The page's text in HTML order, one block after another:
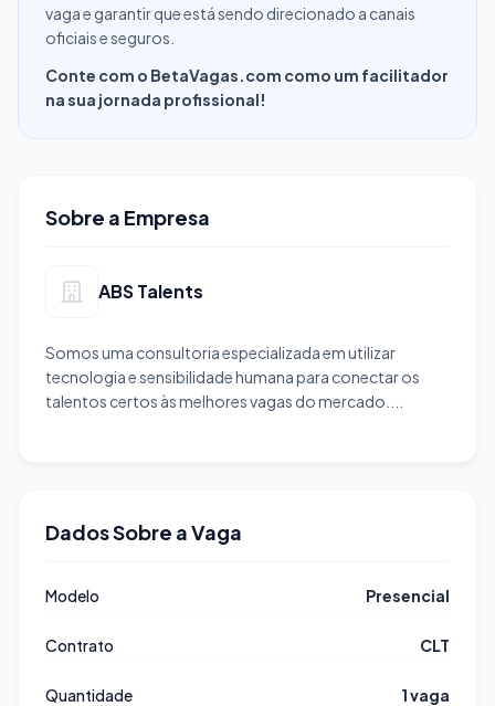
vaga e garantir que está sendo direcionado a canais
oficiais e seguros.
Conte com o BetaVagas.com como um facilitador
na sua jornada profissional!
Sobre a Empresa
ABS Talents
Somos uma consultoria especializada em utilizar
tecnologia e sensibilidade humana para conectar os
talentos certos às melhores vagas do mercado....
Dados Sobre a Vaga
Modelo Presencial
Contrato CLT
Quantidade 1 vaga